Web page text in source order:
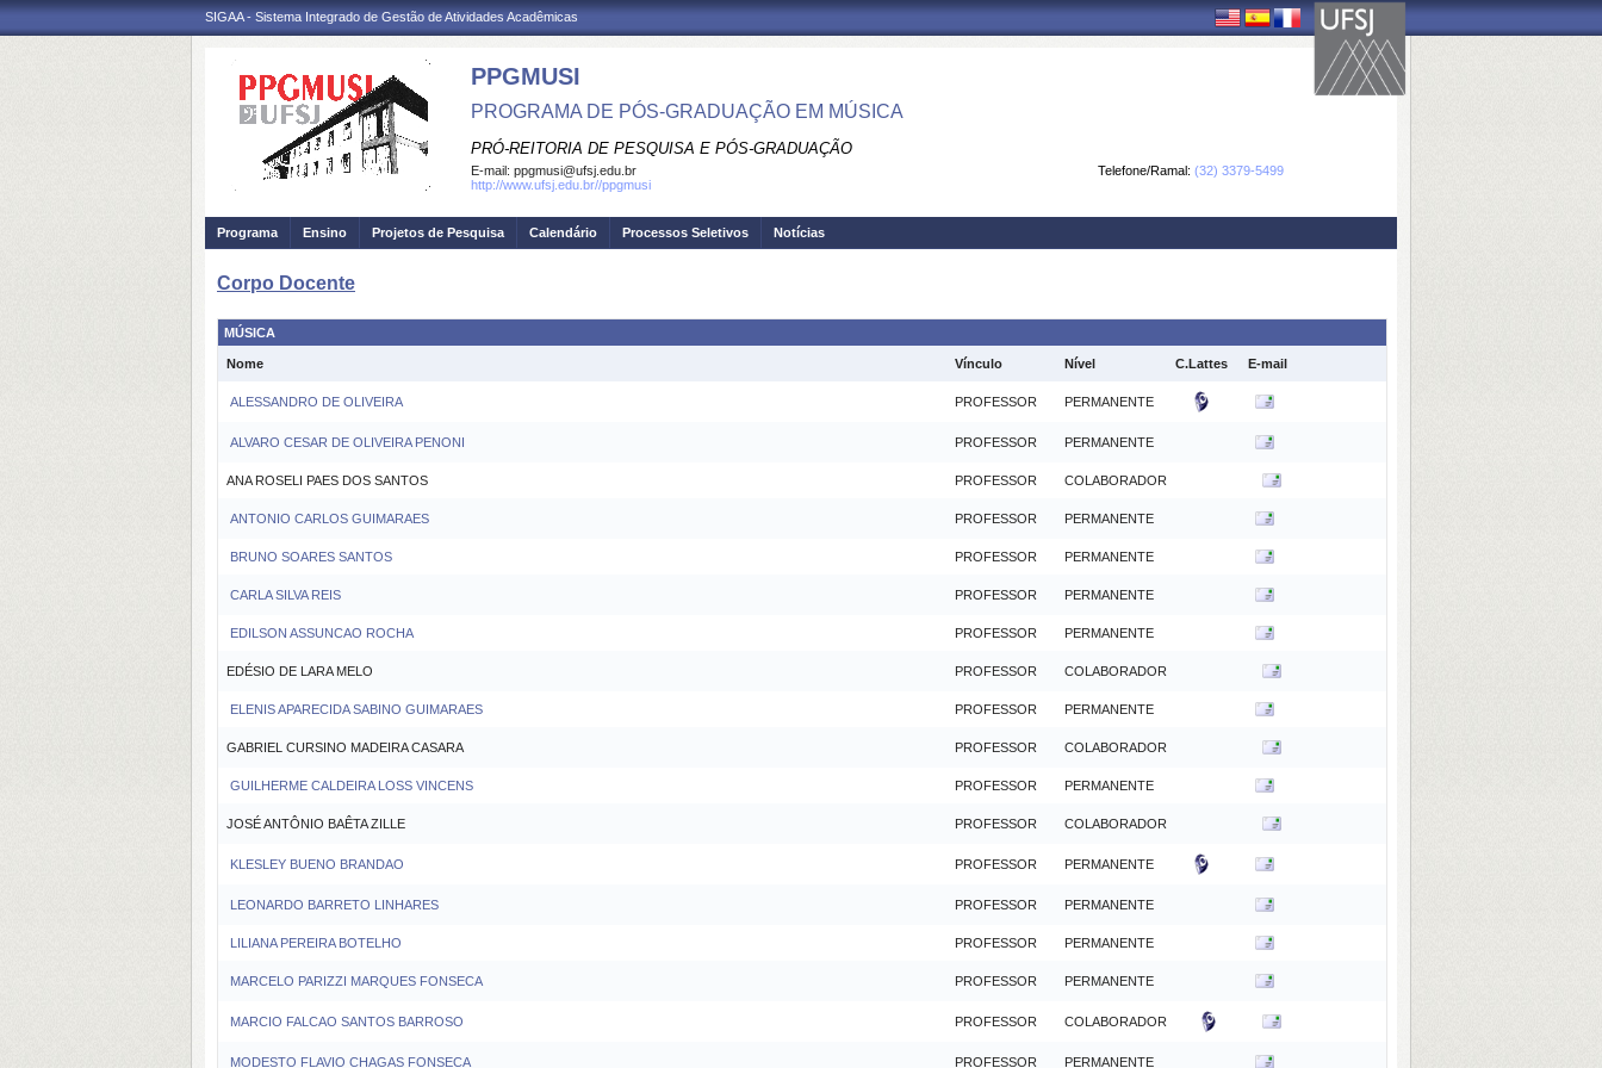
SIGAA - Sistema Integrado de Gestão de Atividades Acadêmicas
PPGMUSI
PROGRAMA DE PÓS-GRADUAÇÃO EM MÚSICA
PRÓ-REITORIA DE PESQUISA E PÓS-GRADUAÇÃO
Telefone/Ramal: (32) 3379-5499
E-mail: ppgmusi@ufsj.edu.br
http://www.ufsj.edu.br//ppgmusi
Programa Ensino Projetos de Pesquisa Calendário Processos Seletivos Notícias
Corpo Docente
MÚSICA
Nome Vínculo Nível C.Lattes E-mail
ALESSANDRO DE OLIVEIRA PROFESSOR PERMANENTE
ALVARO CESAR DE OLIVEIRA PENONI PROFESSOR PERMANENTE
ANA ROSELI PAES DOS SANTOS PROFESSOR COLABORADOR
ANTONIO CARLOS GUIMARAES PROFESSOR PERMANENTE
BRUNO SOARES SANTOS PROFESSOR PERMANENTE
CARLA SILVA REIS PROFESSOR PERMANENTE
EDILSON ASSUNCAO ROCHA PROFESSOR PERMANENTE
EDÉSIO DE LARA MELO PROFESSOR COLABORADOR
ELENIS APARECIDA SABINO GUIMARAES PROFESSOR PERMANENTE
GABRIEL CURSINO MADEIRA CASARA PROFESSOR COLABORADOR
GUILHERME CALDEIRA LOSS VINCENS PROFESSOR PERMANENTE
JOSÉ ANTÔNIO BAÊTA ZILLE PROFESSOR COLABORADOR
KLESLEY BUENO BRANDAO PROFESSOR PERMANENTE
LEONARDO BARRETO LINHARES PROFESSOR PERMANENTE
LILIANA PEREIRA BOTELHO PROFESSOR PERMANENTE
MARCELO PARIZZI MARQUES FONSECA PROFESSOR PERMANENTE
MARCIO FALCAO SANTOS BARROSO PROFESSOR COLABORADOR
MODESTO FLAVIO CHAGAS FONSECA PROFESSOR PERMANENTE